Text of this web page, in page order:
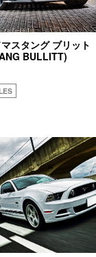
スタング ブリット
BULLITT)